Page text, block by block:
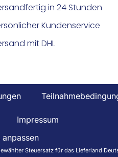
in 24 Stunden
Kundenservice
mit DHL
Impressum
Steuersatz für das Lieferland